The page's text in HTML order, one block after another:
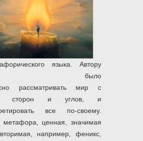
языка. Автору
было
рассматривать мир с
сторон и углов, и
все по-своему.
метафора, ценная, значимая
например, феникс,